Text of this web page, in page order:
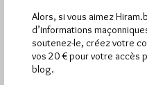
Alors, si vous aimez
d’informations
soutenez-le, créez votre
vos 20 € pour votre accès
blog.